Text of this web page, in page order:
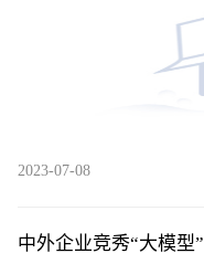
2023-07-08
中外企业竞秀“大模型”